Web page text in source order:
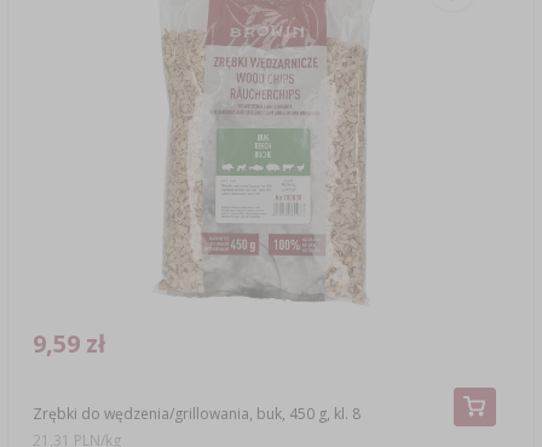
Zrębki do wędzenia/grillowania, buk, 450 g, kl. 8
9,59 zł
21,31 PLN/kg